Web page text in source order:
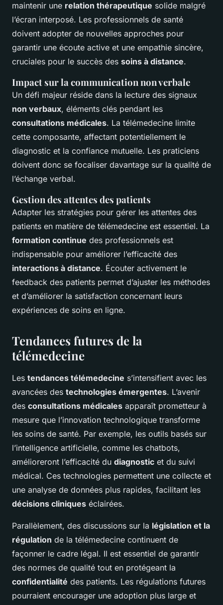
maintenir une relation thérapeutique solide malgré
l’écran interposé. Les professionnels de santé
doivent adopter de nouvelles approches pour
garantir une écoute active et une empathie sincère,
cruciales pour le succès des soins à distance.
Impact sur la communication non verbale
Un défi majeur réside dans la lecture des signaux
non verbaux, éléments clés pendant les
consultations médicales. La télémedecine limite
cette composante, affectant potentiellement le
diagnostic et la confiance mutuelle. Les praticiens
doivent donc se focaliser davantage sur la qualité de
l’échange verbal.
Gestion des attentes des patients
Adapter les stratégies pour gérer les attentes des
patients en matière de télémedecine est essentiel. La
formation continue des professionnels est
indispensable pour améliorer l’efficacité des
interactions à distance. Écouter activement le
feedback des patients permet d’ajuster les méthodes
et d’améliorer la satisfaction concernant leurs
expériences de soins en ligne.
Tendances futures de la
télémedecine
Les tendances télémedecine s’intensifient avec les
avancées des technologies émergentes. L’avenir
des consultations médicales apparaît prometteur à
mesure que l’innovation technologique transforme
les soins de santé. Par exemple, les outils basés sur
l’intelligence artificielle, comme les chatbots,
amélioreront l’efficacité du diagnostic et du suivi
médical. Ces technologies permettent une collecte et
une analyse de données plus rapides, facilitant les
décisions cliniques éclairées.
Parallèlement, des discussions sur la législation et la
régulation de la télémedecine continuent de
façonner le cadre légal. Il est essentiel de garantir
des normes de qualité tout en protégeant la
confidentialité des patients. Les régulations futures
pourraient encourager une adoption plus large et